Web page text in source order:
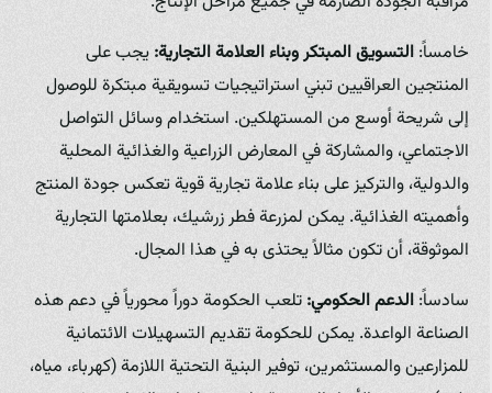
خامساً: التسويق المبتكر وبناء العلامة التجارية:يجب على
المنتجين العراقيين تبني استراتيجيات تسويقية مبتكرة للوصول
إلى شريحة أوسع من المستهلكين. استخدام وسائل التواصل
الاجتماعي، والمشاركة في المعارض الزراعية والغذائية المحلية
والدولية، والتركيز على بناء علامة تجارية قوية تعكس جودة المنتج
وأهميته الغذائية. يمكن لمزرعة فطر زرشيك، بعلامتها التجارية
الموثوقة، أن تكون مثالاً يحتذى به في هذا المجال.
سادساً: الدعم الحكومي:تلعب الحكومة دوراً محورياً في دعم هذه
الصناعة الواعدة. يمكن للحكومة تقديم التسهيلات الائتمانية
للمزارعين والمستثمرين، توفير البنية التحتية اللازمة (كهرباء، مياه،